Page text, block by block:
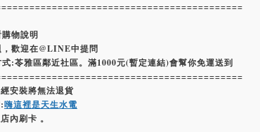
物說明
歡迎在@LINE中提問
:苓雅區鄰近社區。滿1000元(暫定連結)會幫你免運送到
安裝將無法退貨
嗨這裡是天生水電
內刷卡 。